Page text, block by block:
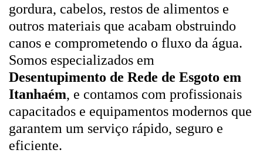
gordura, cabelos, restos de alimentos e
outros materiais que acabam obstruindo
canos e comprometendo o fluxo da água.
Somos especializados em
Desentupimento de Rede de Esgoto em
Itanhaém, e contamos com profissionais
capacitados e equipamentos modernos que
garantem um serviço rápido, seguro e
eficiente.